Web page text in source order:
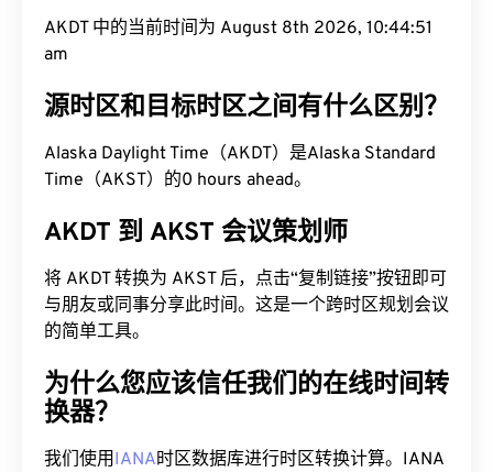
AKDT 中的当前时间为 August 8th 2026, 10:44:52
am
源时区和目标时区之间有什么区别？
Alaska Daylight Time（AKDT）是Alaska Standard
Time（AKST）的0 hours ahead。
AKDT 到 AKST 会议策划师
将 AKDT 转换为 AKST 后，点击“复制链接”按钮即可
与朋友或同事分享此时间。这是一个跨时区规划会议
的简单工具。
为什么您应该信任我们的在线时间转
换器？
我们使用IANA时区数据库进行时区转换计算。IANA